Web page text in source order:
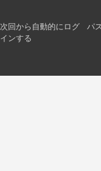
次回から自動的にログ
インする
パ